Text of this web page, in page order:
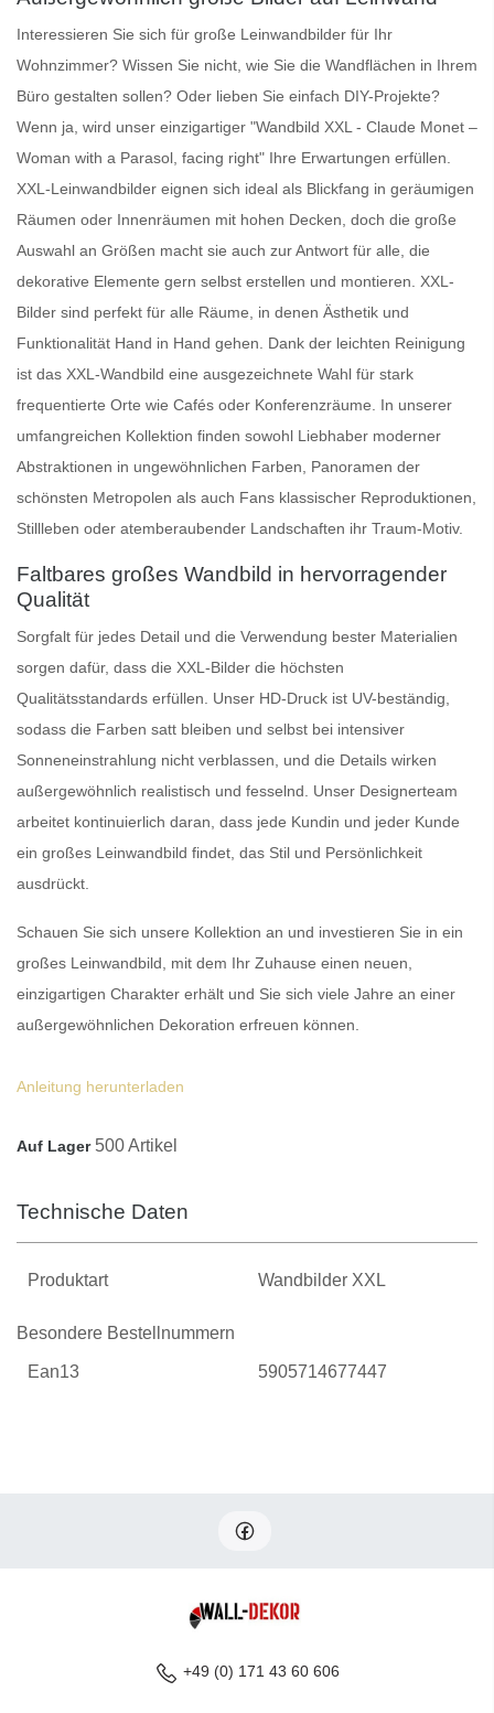
Interessieren Sie sich für große Leinwandbilder für Ihr
Wohnzimmer? Wissen Sie nicht, wie Sie die Wandflächen in Ihrem
Büro gestalten sollen? Oder lieben Sie einfach DIY-Projekte?
Wenn ja, wird unser einzigartiger "Wandbild XXL - Claude Monet –
Woman with a Parasol, facing right" Ihre Erwartungen erfüllen.
XXL-Leinwandbilder eignen sich ideal als Blickfang in geräumigen
Räumen oder Innenräumen mit hohen Decken, doch die große
Auswahl an Größen macht sie auch zur Antwort für alle, die
dekorative Elemente gern selbst erstellen und montieren. XXL-
Bilder sind perfekt für alle Räume, in denen Ästhetik und
Funktionalität Hand in Hand gehen. Dank der leichten Reinigung
ist das XXL-Wandbild eine ausgezeichnete Wahl für stark
frequentierte Orte wie Cafés oder Konferenzräume. In unserer
umfangreichen Kollektion finden sowohl Liebhaber moderner
Abstraktionen in ungewöhnlichen Farben, Panoramen der
schönsten Metropolen als auch Fans klassischer Reproduktionen,
Stillleben oder atemberaubender Landschaften ihr Traum-Motiv.
Faltbares großes Wandbild in hervorragender
Qualität
Sorgfalt für jedes Detail und die Verwendung bester Materialien
sorgen dafür, dass die XXL-Bilder die höchsten
Qualitätsstandards erfüllen. Unser HD-Druck ist UV-beständig,
sodass die Farben satt bleiben und selbst bei intensiver
Sonneneinstrahlung nicht verblassen, und die Details wirken
außergewöhnlich realistisch und fesselnd. Unser Designerteam
arbeitet kontinuierlich daran, dass jede Kundin und jeder Kunde
ein großes Leinwandbild findet, das Stil und Persönlichkeit
ausdrückt.
Schauen Sie sich unsere Kollektion an und investieren Sie in ein
großes Leinwandbild , mit dem Ihr Zuhause einen neuen,
einzigartigen Charakter erhält und Sie sich viele Jahre an einer
außergewöhnlichen Dekoration erfreuen können.
Anleitung herunterladen
Auf Lager 500 Artikel
Technische Daten
Produktart Wandbilder XXL
Besondere Bestellnummern
Ean13 5905714677447
+49 (0) 171 43 60 606